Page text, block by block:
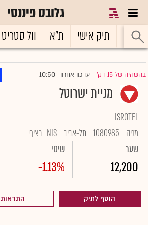
גלובס פיננסי
ראשי תיק אישי ת"א וול סטריט
בהשהיה של 15 דק' |עדכון אחרון 10:50
מניית ישרוטל
ISROTEL
מניה
1080985 תל-אביב NIS רציף
שער
12,200
שינוי
-1.13%
הוסף לתיק התראות